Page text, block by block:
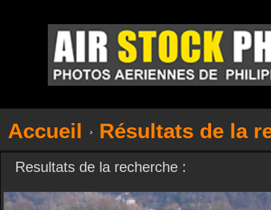
Accueil Résultats de la
Resultats de la recherche :